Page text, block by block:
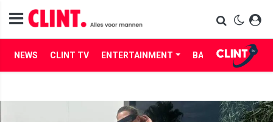
NEWS CLINT TV ENTERTAINMENT BABES LIFE